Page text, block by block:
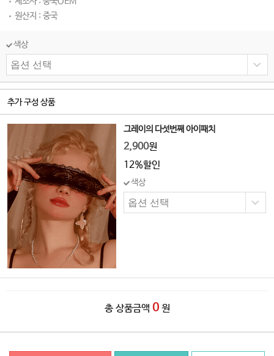
원산지 : 중국
색상
추가 구성 상품
그레이의 다섯번째 아이패치
2,900원
12%할인
색상
총 상품금액 0 원